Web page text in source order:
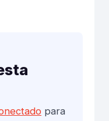
para